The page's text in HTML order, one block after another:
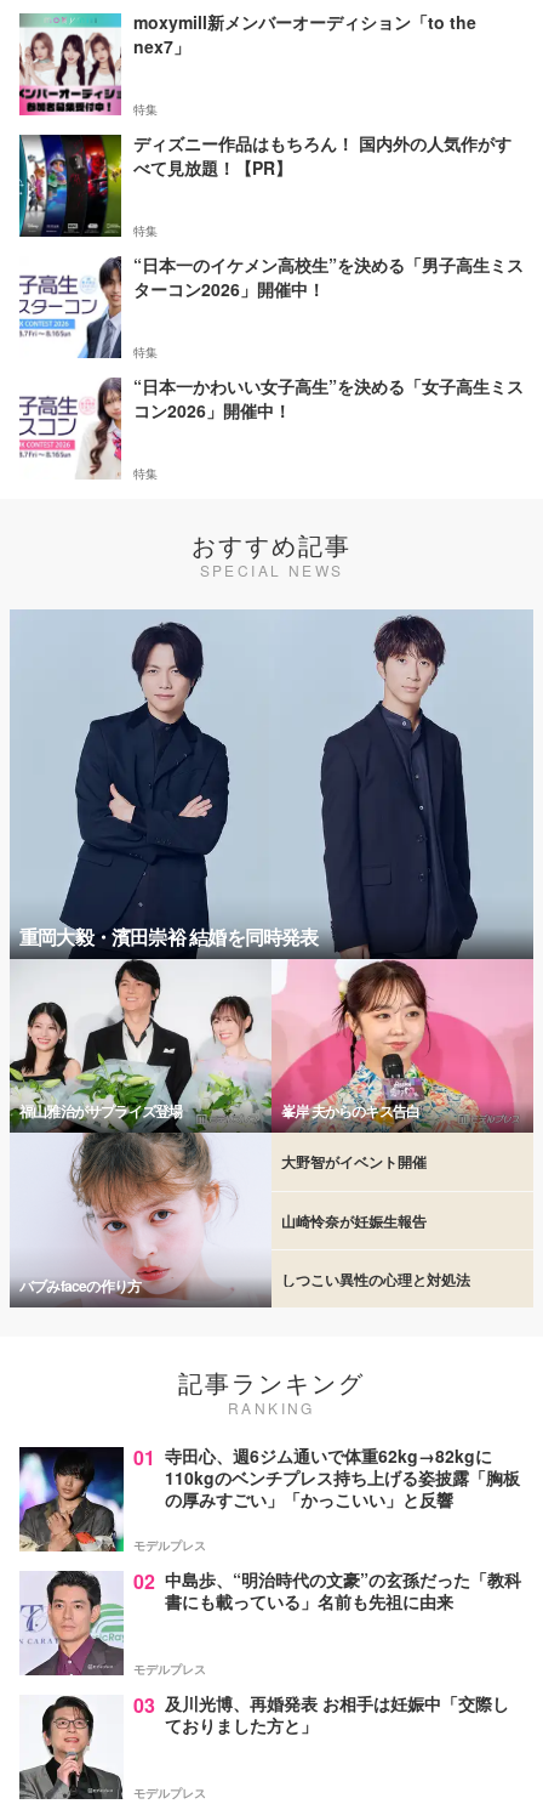
moxymill新メンバーオーディション「to the
nex7」
特集
ディズニー作品はもちろん！ 国内外の人気作がす
べて見放題！【PR】
特集
“日本一のイケメン高校生”を決める「男子高生ミス
ターコン2026」開催中！
特集
“日本一かわいい女子高生”を決める「女子高生ミス
コン2026」開催中！
特集
おすすめ記事
SPECIAL NEWS
重岡大毅・濱田崇裕 結婚を同時発表
福山雅治がサプライズ登場 峯岸 夫からのキス告白
バブみfaceの作り方
大野智がイベント開催
山崎怜奈が妊娠生報告
しつこい異性の心理と対処法
記事ランキング
RANKING
01 寺田心、週6ジム通いで体重62kg→82kgに
110kgのベンチプレス持ち上げる姿披露「胸板
の厚みすごい」「かっこいい」と反響
モデルプレス
02 中島歩、“明治時代の文豪”の玄孫だった「教科
書にも載っている」名前も先祖に由来
モデルプレス
03 及川光博、再婚発表 お相手は妊娠中「交際し
ておりました方と」
モデルプレス